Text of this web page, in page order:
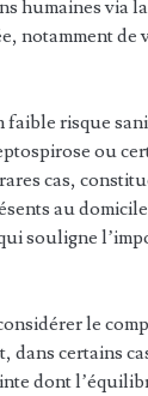
humaines via
notamment
risque
ou
cas,
au
souligne
le
certains
dont